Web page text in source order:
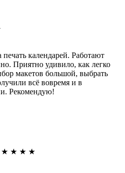
печать календарей. Работают
Приятно удивило, как легко
макетов большой, выбрать
всё вовремя и в
Рекомендую!
★ ★ ★ ★